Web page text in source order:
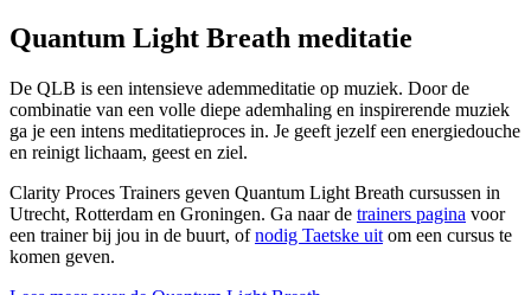
Quantum Light Breath meditatie
De QLB is een intensieve ademmeditatie op muziek. Door de
combinatie van een volle diepe ademhaling en inspirerende muziek
ga je een intens meditatieproces in. Je geeft jezelf een energiedouche
en reinigt lichaam, geest en ziel.
Clarity Proces Trainers geven Quantum Light Breath cursussen in
Utrecht, Rotterdam en Groningen. Ga naar de trainers pagina voor
een trainer bij jou in de buurt, ofnodig Taetske uit om een cursus te
komen geven.